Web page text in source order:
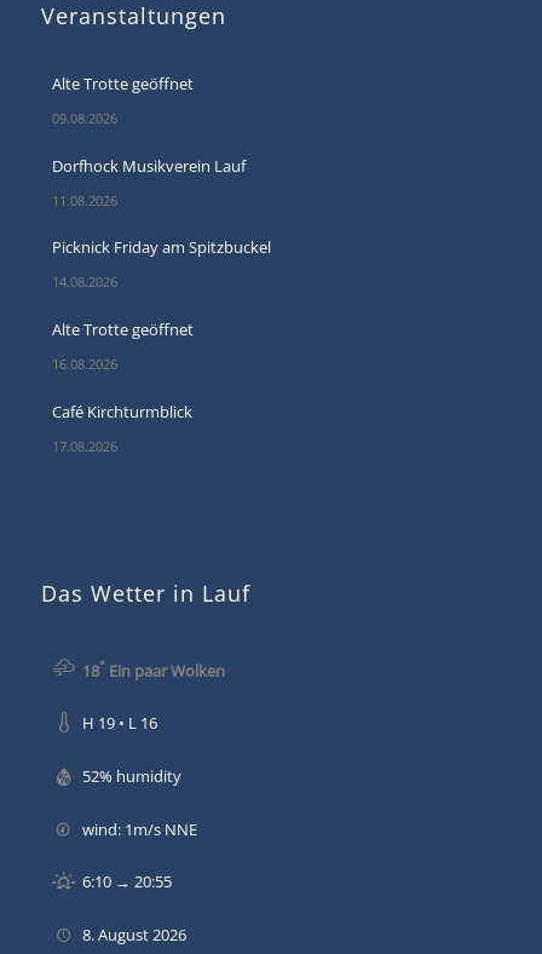
Veranstaltungen
Alte Trotte geöffnet
09.08.2026
Dorfhock Musikverein Lauf
11.08.2026
Picknick Friday am Spitzbuckel
14.08.2026
Alte Trotte geöffnet
16.08.2026
Café Kirchturmblick
17.08.2026
Das Wetter in Lauf
18°Ein paar Wolken
H 19 • L 16
52% humidity
wind: 1m/s NNE
6:10 → 20:55
8. August 2026